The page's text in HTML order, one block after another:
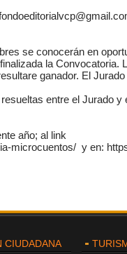
se conocerán en
la Convocatoria.
ganador. El
resueltas entre el
año; al link
microcuentos/ y en:
CIUDADANA